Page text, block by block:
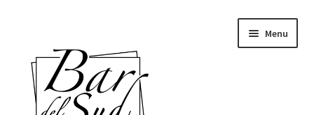
navigazione
contenuto
Menu